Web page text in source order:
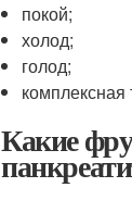
покой;
холод;
голод;
Какие